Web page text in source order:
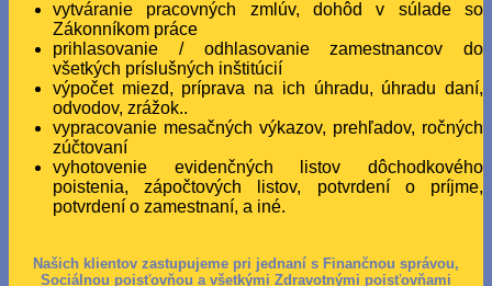
vytváranie pracovných zmlúv, dohôd v súlade so
Zákonníkom práce
prihlasovanie / odhlasovanie zamestnancov do
všetkých príslušných inštitúcií
výpočet miezd, príprava na ich úhradu, úhradu daní,
odvodov, zrážok..
vypracovanie mesačných výkazov, prehľadov, ročných
zúčtovaní
vyhotovenie evidenčných listov dôchodkového
poistenia, zápočtových listov, potvrdení o príjme,
potvrdení o zamestnaní, a iné.
Našich klientov zastupujeme pri jednaní s Finančnou správou,
Sociálnou poisťovňou a všetkými Zdravotnými poisťovňami